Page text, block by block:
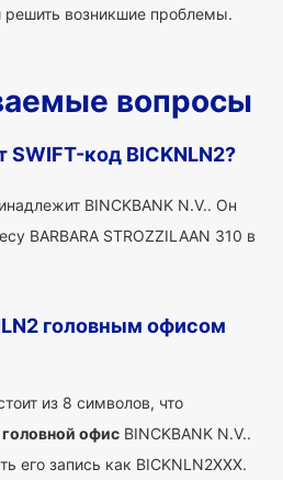
решить возникшие проблемы.
вопросы
код BICKNLN2?
BINCKBANK N.V.. Он
BARBARA STROZZILAAN 310 в
головным офисом
из 8 символов, что
головной офис BINCKBANK N.V..
его запись как BICKNLN2XXX.